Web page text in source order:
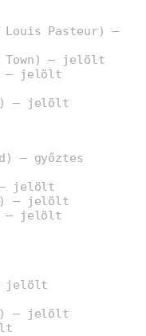
Pasteur) –
Town) – jelölt
– jelölt
– jelölt
– győztes
– jelölt
– jelölt
– jelölt
jelölt
– jelölt